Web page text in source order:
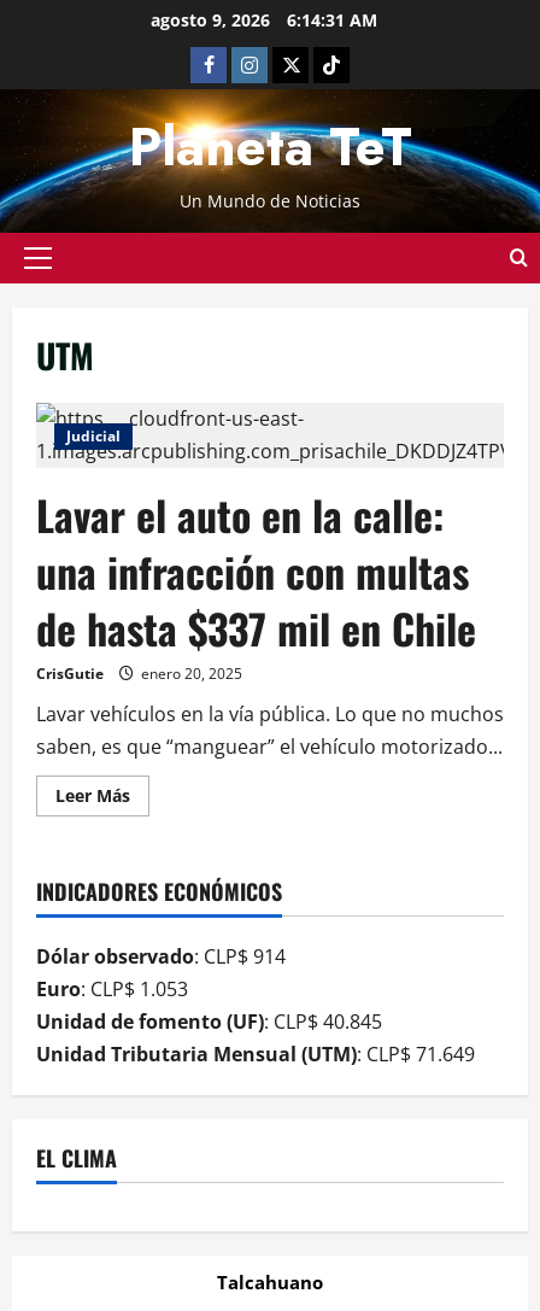
agosto 9, 2026 6:14:31 AM
Planeta TeT
Un Mundo de Noticias
UTM
Judicial
Lavar el auto en la calle:
una infracción con multas
de hasta $337 mil en Chile
CrisGutie enero 20, 2025
Lavar vehículos en la vía pública. Lo que no muchos
saben, es que “manguear” el vehículo motorizado...
Leer Más
INDICADORES ECONÓMICOS
Dólar observado: CLP$ 914
Euro: CLP$ 1.053
Unidad de fomento (UF): CLP$ 40.845
Unidad Tributaria Mensual (UTM): CLP$ 71.649
EL CLIMA
Talcahuano